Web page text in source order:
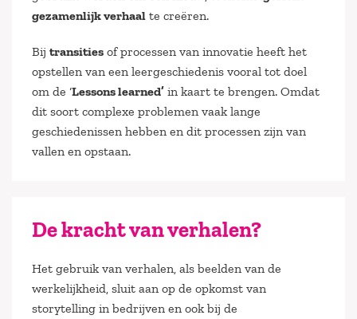
gezamenlijk verhaal te creëren.
Bij transities of processen van innovatie heeft het
opstellen van een leergeschiedenis vooral tot doel
om de ‘Lessons learned’ in kaart te brengen. Omdat
dit soort complexe problemen vaak lange
geschiedenissen hebben en dit processen zijn van
vallen en opstaan.
De kracht van verhalen?
Het gebruik van verhalen, als beelden van de
werkelijkheid, sluit aan op de opkomst van
storytelling in bedrijven en ook bij de